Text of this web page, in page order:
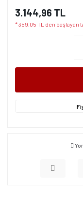
3.144,96 TL
* 359,05 TL den başlayan